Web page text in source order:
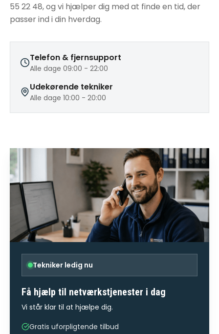
55 22 48, og vi hjælper dig med at finde en tid, der
passer ind i din hverdag.
Telefon & fjernsupport
Alle dage 09:00 - 22:00
Udekørende tekniker
Alle dage 10:00 - 20:00
Tekniker ledig nu
Få hjælp til netværkstjenester i dag
Vi står klar til at hjælpe dig.
Gratis uforpligtende tilbud